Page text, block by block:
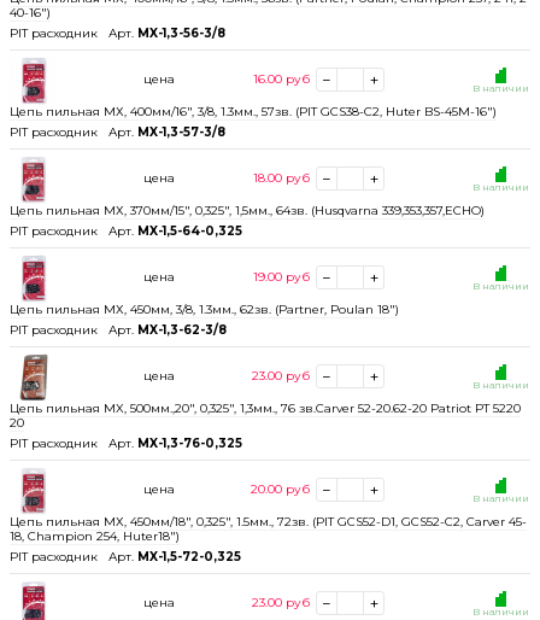
40-16")
PIT расходник
Арт. MX-1,3-56-3/8
Цепь пильная МХ, 400мм/16", 3/8, 1.3мм., 57зв. (PIT GCS38-C2, Huter BS-45M-16")
PIT расходник
Арт. MX-1,3-57-3/8
В наличии
цена 16.00 руб
Цепь пильная МХ, 370мм/15", 0,325", 1,5мм., 64зв. (Husqvarna 339,353,357,ECHO)
PIT расходник
Арт. MX-1,5-64-0,325
В наличии
цена 18.00 руб
Цепь пильная МХ, 450мм, 3/8, 1.3мм., 62зв. (Partner, Poulan 18")
PIT расходник
Арт. MX-1,3-62-3/8
В наличии
цена 19.00 руб
Цепь пильная МX, 500мм.,20", 0,325", 1,3мм., 76 зв.Carver 52-20.62-20 Patriot PT 5220
20
PIT расходник
Арт. MX-1,3-76-0,325
В наличии
цена 23.00 руб
Цепь пильная МХ, 450мм/18", 0,325", 1.5мм., 72зв. (PIT GCS52-D1, GCS52-C2, Carver 45-
18, Champion 254, Huter18")
PIT расходник
Арт. MX-1,5-72-0,325
В наличии
цена 20.00 руб
В наличии
цена 23.00 руб